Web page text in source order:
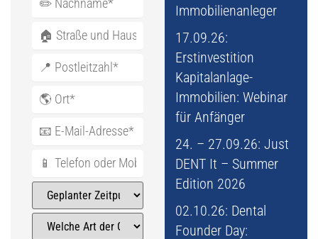
Immobilienanleger
17.09.26:
Erstinvestition
Kapitalanlage-
Immobilien: Webinar
für Anfänger
24. – 27.09.26: Just
DENT It – Summer
Edition 2026
02.10.26: Dental
Founder Day: